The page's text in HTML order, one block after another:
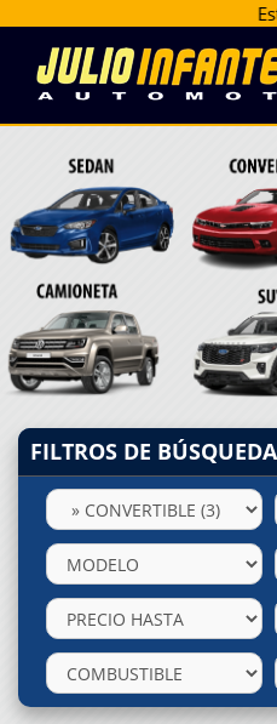
FILTROS DE BÚSQUEDA